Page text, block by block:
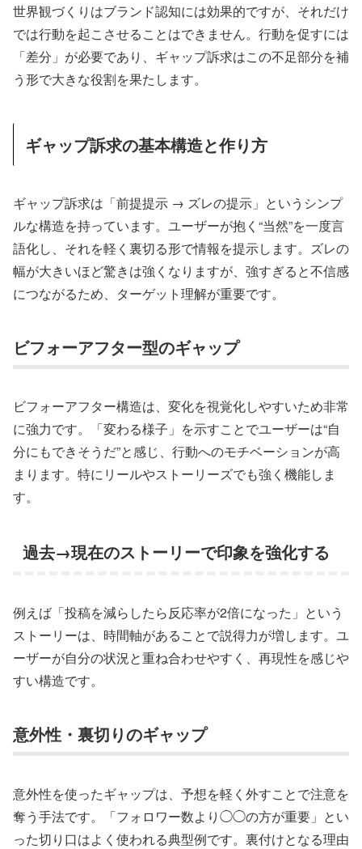
世界観づくりはブランド認知には効果的ですが、それだけ
では行動を起こさせることはできません。行動を促すには
「差分」が必要であり、ギャップ訴求はこの不足部分を補
う形で大きな役割を果たします。
ギャップ訴求の基本構造と作り方
ギャップ訴求は「前提提示 → ズレの提示」というシンプ
ルな構造を持っています。ユーザーが抱く“当然”を一度言
語化し、それを軽く裏切る形で情報を提示します。ズレの
幅が大きいほど驚きは強くなりますが、強すぎると不信感
につながるため、ターゲット理解が重要です。
ビフォーアフター型のギャップ
ビフォーアフター構造は、変化を視覚化しやすいため非常
に強力です。「変わる様子」を示すことでユーザーは“自
分にもできそうだ”と感じ、行動へのモチベーションが高
まります。特にリールやストーリーズでも強く機能しま
す。
過去→現在のストーリーで印象を強化する
例えば「投稿を減らしたら反応率が2倍になった」という
ストーリーは、時間軸があることで説得力が増します。ユ
ーザーが自分の状況と重ね合わせやすく、再現性を感じや
すい構造です。
意外性・裏切りのギャップ
意外性を使ったギャップは、予想を軽く外すことで注意を
奪う手法です。「フォロワー数より◯◯の方が重要」とい
った切り口はよく使われる典型例です。裏付けとなる理由